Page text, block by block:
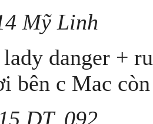
Mỹ Linh
lady danger +
bên c Mac
DT..092